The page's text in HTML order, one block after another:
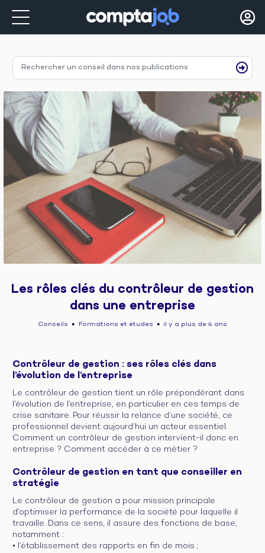
Les rôles clés du contrôleur de gestion
dans une entreprise
Conseils ● Formations et études ● il y a plus de 4 ans
Contrôleur de gestion : ses rôles clés dans
l’évolution de l’entreprise
Le contrôleur de gestion tient un rôle prépondérant dans
l’évolution de l’entreprise, en particulier en ces temps de
crise sanitaire. Pour réussir la relance d’une société, ce
professionnel devient aujourd’hui un acteur essentiel.
Comment un contrôleur de gestion intervient-il donc en
entreprise ? Comment accéder à ce métier ?
Contrôleur de gestion en tant que conseiller en
stratégie
Le contrôleur de gestion a pour mission principale
d’optimiser la performance de la société pour laquelle il
travaille. Dans ce sens, il assure des fonctions de base,
notamment :
• l’établissement des rapports en fin de mois ;